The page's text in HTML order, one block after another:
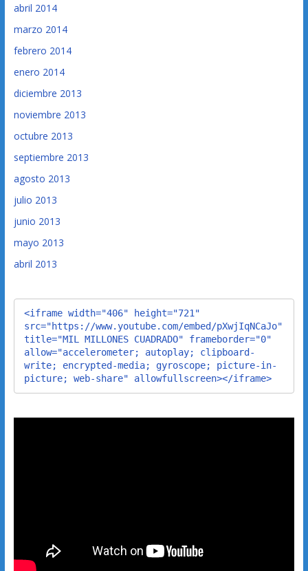
abril 2014
marzo 2014
febrero 2014
enero 2014
diciembre 2013
noviembre 2013
octubre 2013
septiembre 2013
agosto 2013
julio 2013
junio 2013
mayo 2013
abril 2013
<iframe width="406" height="721"
src="https://www.youtube.com/embed/pXwjIqNCaJo"
title="MIL MILLONES CUADRADO" frameborder="0"
allow="accelerometer; autoplay; clipboard-
write; encrypted-media; gyroscope; picture-in-
picture; web-share" allowfullscreen></iframe>